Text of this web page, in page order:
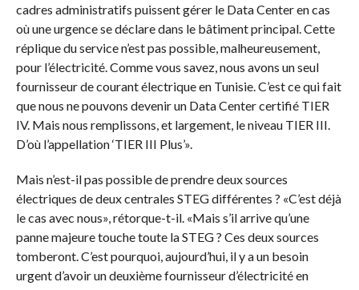
cadres administratifs puissent gérer le Data Center en cas
où une urgence se déclare dans le bâtiment principal. Cette
réplique du service n’est pas possible, malheureusement,
pour l’électricité. Comme vous savez, nous avons un seul
fournisseur de courant électrique en Tunisie. C’est ce qui fait
que nous ne pouvons devenir un Data Center certifié TIER
IV. Mais nous remplissons, et largement, le niveau TIER III.
D’où l’appellation ‘TIER III Plus’».
Mais n’est-il pas possible de prendre deux sources
électriques de deux centrales STEG différentes ? «C’est déjà
le cas avec nous», rétorque-t-il. «Mais s’il arrive qu’une
panne majeure touche toute la STEG ? Ces deux sources
tomberont. C’est pourquoi, aujourd’hui, il y a un besoin
urgent d’avoir un deuxième fournisseur d’électricité en